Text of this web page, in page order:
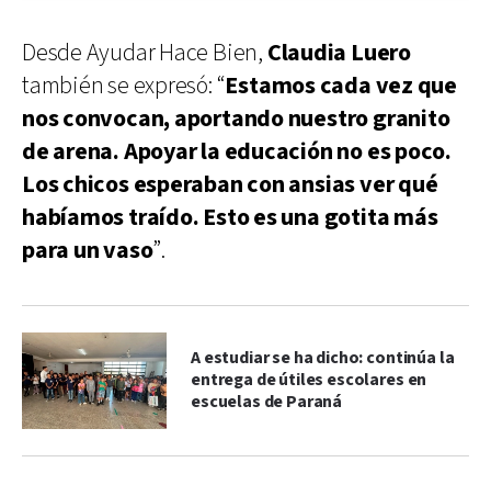
Desde Ayudar Hace Bien, Claudia Luero
también se expresó: “Estamos cada vez que
nos convocan, aportando nuestro granito
de arena. Apoyar la educación no es poco.
Los chicos esperaban con ansias ver qué
habíamos traído. Esto es una gotita más
para un vaso”.
A estudiar se ha dicho: continúa la
entrega de útiles escolares en
escuelas de Paraná